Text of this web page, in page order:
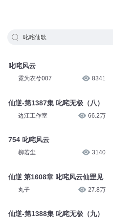
叱咤仙歌
叱咤风云
霓为衣兮007 8341
仙逆-第1387集 叱咤无极（八）
边江工作室 66.2万
754 叱咤风云
柳若尘 3140
仙逆 第1608章 叱咤风云仙罡见
丸子 27.8万
仙逆-第1388集 叱咤无极（九）